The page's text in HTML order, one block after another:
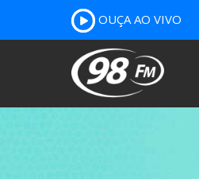
OUÇA AO VIVO